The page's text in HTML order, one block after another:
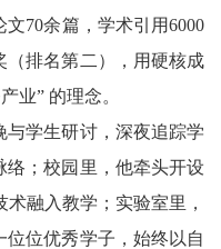
70余篇，学术引用6000
（排名第二），用硬核成
业” 的理念。
学生研讨，深夜追踪学
；校园里，他牵头开设
术融入教学；实验室里，
位优秀学子，始终以自